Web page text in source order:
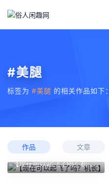
#美腿
标签为 #美腿 的相关作品如下：
作品
文章
【现在可以起飞了吗？机长】